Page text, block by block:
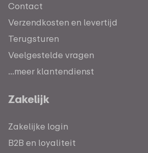
Contact
Verzendkosten en levertijd
Terugsturen
Veelgestelde vragen
...meer klantendienst
Zakelijk
Zakelijke login
B2B en loyaliteit